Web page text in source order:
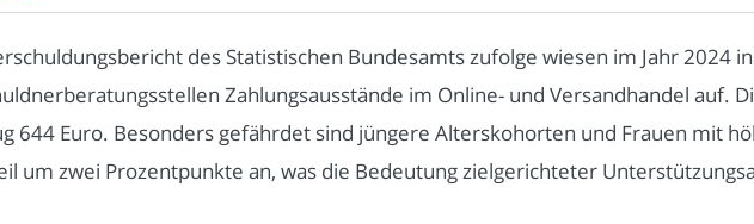
des Statistischen Bundesamts zufolge wiesen im Jahr 2024
Zahlungsausstände im Online- und Versandhandel auf.
644 Euro. Besonders gefährdet sind jüngere Alterskohorten und Frauen mit
um zwei Prozentpunkte an, was die Bedeutung zielgerichteter